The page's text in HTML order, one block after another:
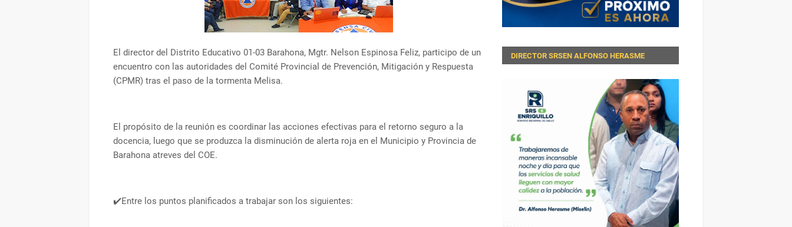
El director del Distrito Educativo 01-03 Barahona, Mgtr. Nelson Espinosa Feliz, participo de un
encuentro con las autoridades del Comité Provincial de Prevención, Mitigación y Respuesta
(CPMR) tras el paso de la tormenta Melisa.
El propósito de la reunión es coordinar las acciones efectivas para el retorno seguro a la
docencia, luego que se produzca la disminución de alerta roja en el Municipio y Provincia de
Barahona atreves del COE.
✔️Entre los puntos planificados a trabajar son los siguientes:
DIRECTOR SRSEN ALFONSO HERASME